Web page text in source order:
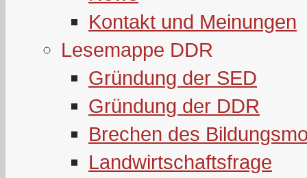
Kontakt und Meinungen
Lesemappe DDR
Gründung der SED
Gründung der DDR
Brechen des
Landwirtschaftsfrage